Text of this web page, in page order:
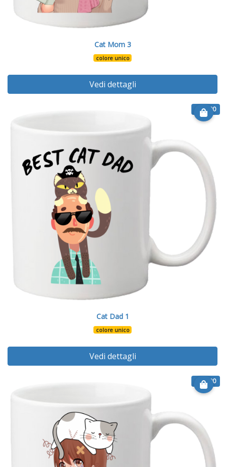
Cat Mom 3
colore unico
Vedi dettagli
€ 12.90
Cat Dad 1
colore unico
Vedi dettagli
€ 12.90